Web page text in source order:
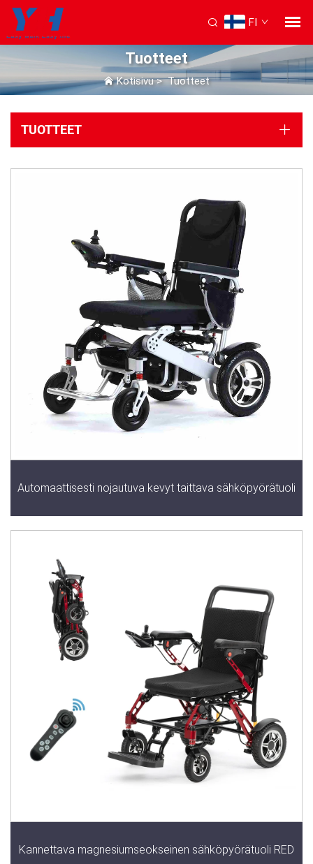
FI
Tuotteet
Kotisivu>Tuotteet
TUOTTEET
Automaattisesti nojautuva kevyt taittava sähköpyörätuoli
Kannettava magnesiumseokseinen sähköpyörätuoli RED